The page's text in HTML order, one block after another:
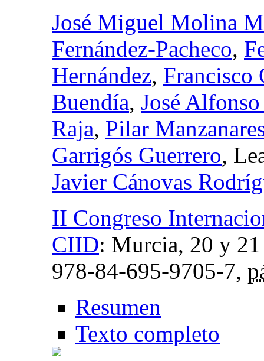
José Miguel Molina
Fernández-Pacheco,
Hernández, Francisco
Buendía, José
Raja, Pilar
Garrigós Guerrero,
Javier Cánovas
II Congreso
CIID: Murcia, 20 y
978-84-695-9705-7,
Resumen
Texto completo